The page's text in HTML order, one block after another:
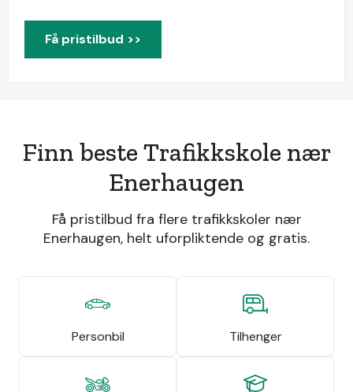
Få pristilbud >>
Finn beste Trafikkskole nær
Enerhaugen
Få pristilbud fra flere trafikkskoler nær
Enerhaugen, helt uforpliktende og gratis.
Personbil Tilhenger